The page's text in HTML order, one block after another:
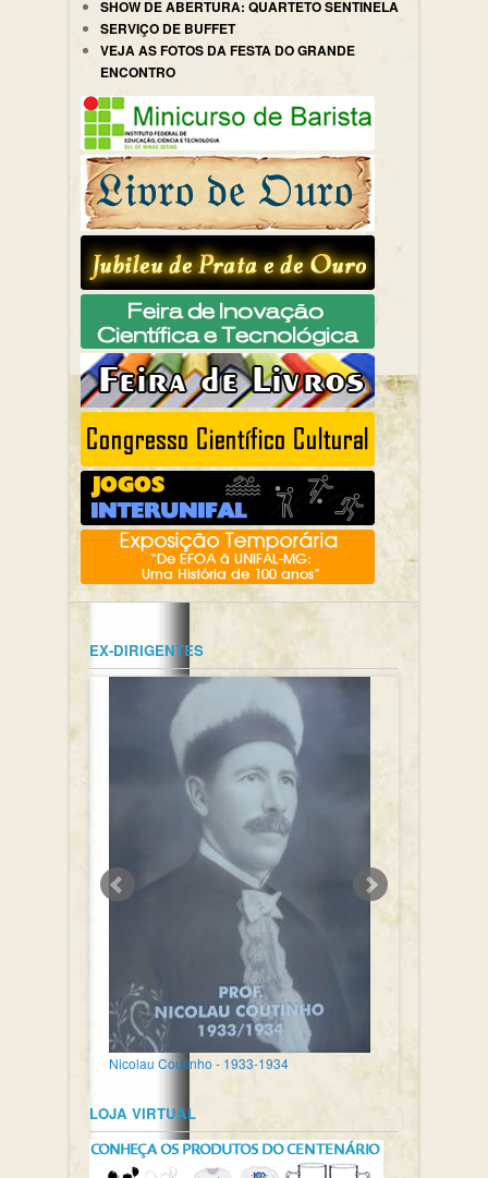
SHOW DE ABERTURA: QUARTETO SENTINELA
SERVIÇO DE BUFFET
VEJA AS FOTOS DA FESTA DO GRANDE
ENCONTRO
EX-DIRIGENTES
Nicolau Coutinho - 1933-1934
LOJA VIRTUAL